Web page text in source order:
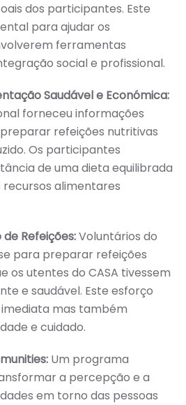
dos participantes. Este
para ajudar os
ferramentas
social e profissional.
Saudável e Económica:
forneceu informações
refeições nutritivas
Os participantes
de uma dieta equilibrada
alimentares
Refeições:Voluntários do
para preparar refeições
os utentes do CASA tivessem
e saudável. Este esforço
mas também
e cuidado.
Um programa
a percepção e a
em torno das pessoas